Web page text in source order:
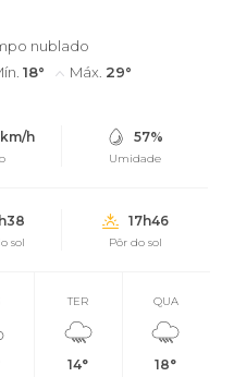
nublado
18° Máx. 29°
h 57%
Umidade
sol
17h46
Pôr do sol
TER
14°
QUA
18°